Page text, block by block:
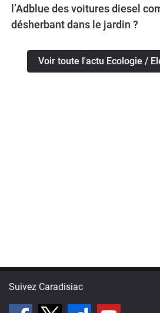
l’Adblue des voitures diesel
désherbant dans le jardin ?
Voir toute l'actu Ecologie /
Suivez Caradisiac